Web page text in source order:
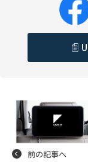
前の記事へ